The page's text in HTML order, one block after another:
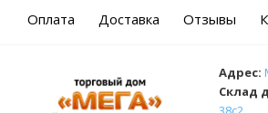
Оплата Доставка Отзывы
Адрес:
Cклад